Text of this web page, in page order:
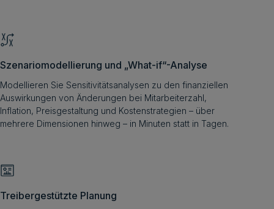
Szenariomodellierung und „What-if“-Analyse
Modellieren Sie Sensitivitätsanalysen zu den finanziellen
Auswirkungen von Änderungen bei Mitarbeiterzahl,
Inflation, Preisgestaltung und Kostenstrategien – über
mehrere Dimensionen hinweg – in Minuten statt in Tagen.
Treibergestützte Planung